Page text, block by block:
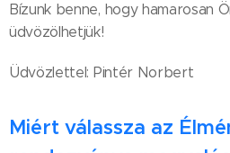
Bízunk benne, hogy hamarosan
üdvözölhetjük!​
Üdvözlettel: Pintér Norbert
Miért válassza az